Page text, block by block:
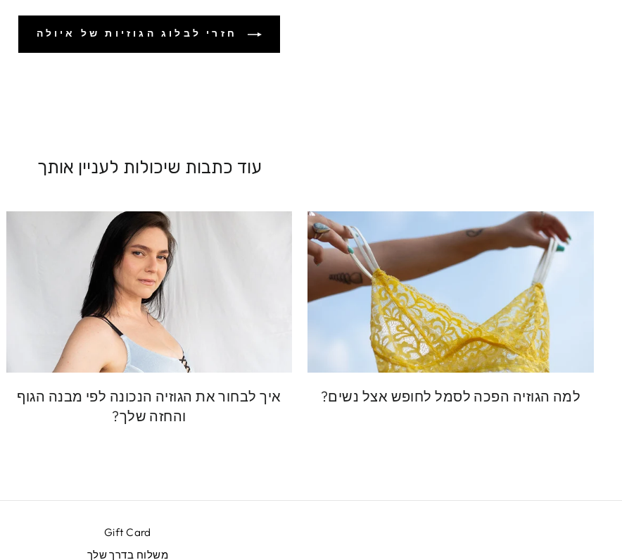
חזרי לבלוג הגוזיות של איולה
עוד כתבות שיכולות לעניין אותך
איך לבחור את הגוזיה הנכונה לפי מבנה הגוף
והחזה שלך?
למה הגוזיה הפכה לסמל לחופש אצל נשים?
Gift Card
משלוח בדרך שלך